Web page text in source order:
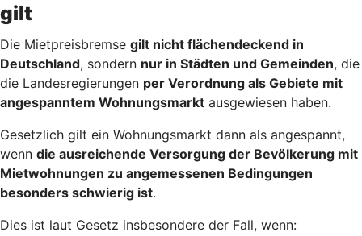
gilt
Die Mietpreisbremse gilt nicht flächendeckend in
Deutschland, sondern nur in Städten und Gemeinden, die
die Landesregierungen per Verordnung als Gebiete mit
angespanntem Wohnungsmarkt ausgewiesen haben.
Gesetzlich gilt ein Wohnungsmarkt dann als angespannt,
wenn die ausreichende Versorgung der Bevölkerung mit
Mietwohnungen zu angemessenen Bedingungen
besonders schwierig ist.
Dies ist laut Gesetz insbesondere der Fall, wenn: